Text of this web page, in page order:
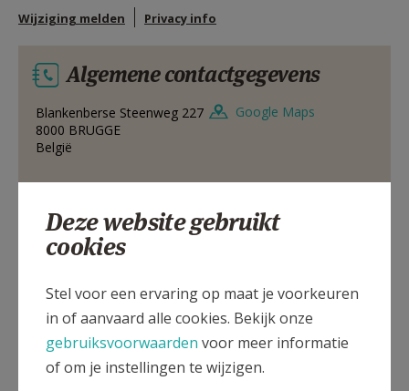
SHOP
ZOEKEN
HULP
MIJN PAROCHIE
Wijziging melden Privacy info
Algemene contactgegevens
Blankenberse Steenweg 227
8000 BRUGGE
België
Google Maps
Blankenberse Steenweg 227, 8000 BRUGGE
Deze website gebruikt
cookies
Stel voor een ervaring op maat je voorkeuren
in of aanvaard alle cookies. Bekijk onze
gebruiksvoorwaarden voor meer informatie
of om je instellingen te wijzigen.